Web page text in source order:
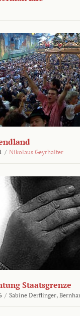
/ Nikolaus Geyrhalter
Staatsgrenze
/ Sabine Derflinger,